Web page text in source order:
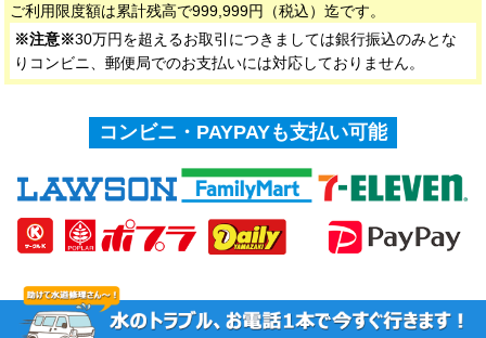
ご利用限度額は累計残高で999,999円（税込）迄です。
※注意※30万円を超えるお取引につきましては銀行振込のみとな
りコンビニ、郵便局でのお支払いには対応しておりません。
コンビニ・PAYPAYも支払い可能